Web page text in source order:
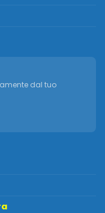
dal tuo